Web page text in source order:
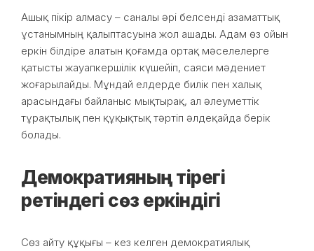
Ашық пікір алмасу – саналы әрі белсенді азаматтық
ұстанымның қалыптасуына жол ашады. Адам өз ойын
еркін білдіре алатын қоғамда ортақ мәселелерге
қатысты жауапкершілік күшейіп, саяси мәдениет
жоғарылайды. Мұндай елдерде билік пен халық
арасындағы байланыс мықтырақ, ал әлеуметтік
тұрақтылық пен құқықтық тәртіп әлдеқайда берік
болады.
Демократияның тірегі
ретіндегі сөз еркіндігі
Сөз айту құқығы – кез келген демократиялық